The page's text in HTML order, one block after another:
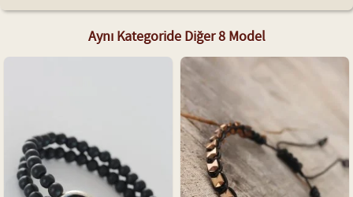
Aynı Kategoride Diğer 8 Model